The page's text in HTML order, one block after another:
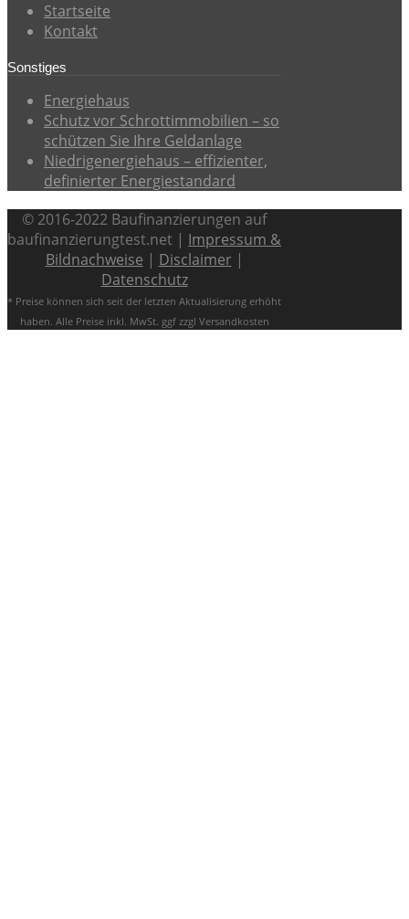
Startseite
Kontakt
Sonstiges
Energiehaus
Schutz vor Schrottimmobilien – so
schützen Sie Ihre Geldanlage
Niedrigenergiehaus – effizienter,
definierter Energiestandard
© 2016-2022 Baufinanzierungen auf
baufinanzierungtest.net | Impressum &
Bildnachweise | Disclaimer |
Datenschutz